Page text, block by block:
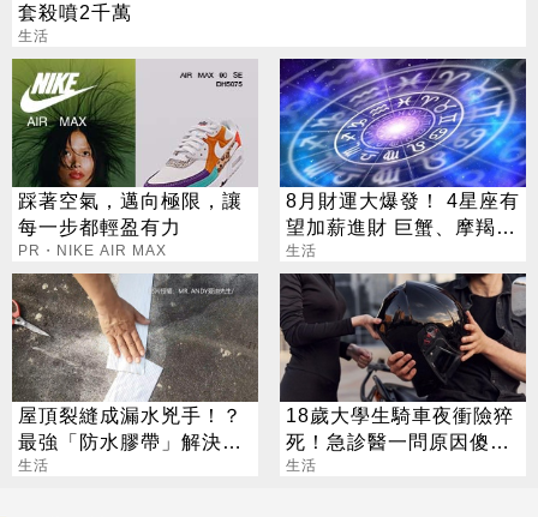
套殺噴2千萬
生活
踩著空氣，邁向極限，讓
每一步都輕盈有力
PR・NIKE AIR MAX
8月財運大爆發！ 4星座有
望加薪進財 巨蟹、摩羯最
有感
生活
屋頂裂縫成漏水兇手！？
最強「防水膠帶」解決煩
惱
生活
18歲大學生騎車夜衝險猝
死！急診醫一問原因傻
眼：到底有多正
生活